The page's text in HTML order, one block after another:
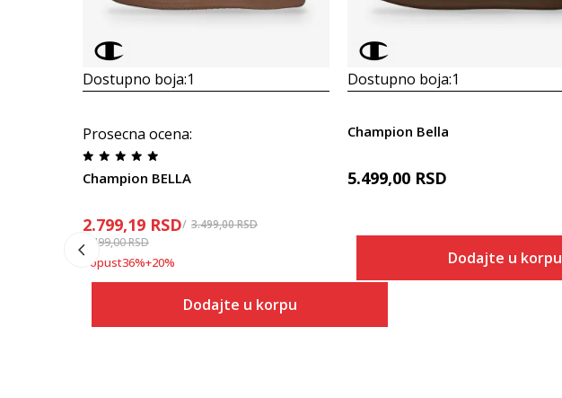
Dostupno boja:1
Prosecna ocena:
Champion BELLA
2.799,19 RSD 3.499,00RSD
5.499,00RSD
Popust36%+20%
Dodajte u korpu
Dostupno boja:1
Champion Bella
5.499,00 RSD
Dodajte u korpu